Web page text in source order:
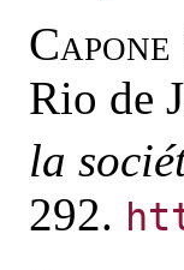
Capone
Rio de
la
292.